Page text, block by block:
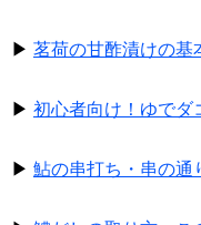
▶ 茗荷の甘酢漬けの基
▶ 初心者向け！ゆでダ
▶ 鮎の串打ち・串の通